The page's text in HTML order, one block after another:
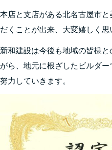
本店と支店がある北名古屋市
だくことが出来、大変嬉しく思
新和建設は今後も地域の皆様
がら、地元に根ざしたビルダー
努力していきます。